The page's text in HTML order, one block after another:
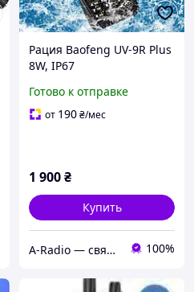
Рация Baofeng UV-9R Plus
8W, IP67
Готово к отправке
от 190₴/мес
1 900₴
Купить
A-Radio — связь, радио, электроника 100%